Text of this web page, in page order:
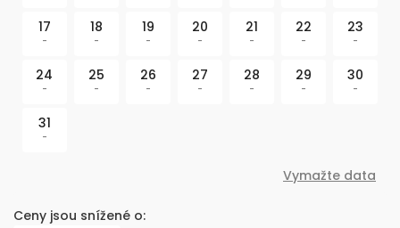
17
-
18
-
19
-
20
-
21
-
22
-
23
-
24
-
25
-
26
-
27
-
28
-
29
-
30
-
31
-
Vymažte data
Ceny jsou snížené o: